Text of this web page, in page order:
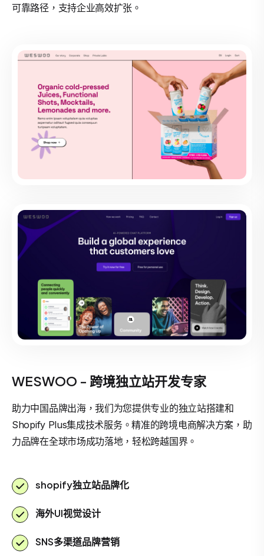
可靠路径，支持企业高效扩张。
WESWOO - 跨境独立站开发专家
助力中国品牌出海，我们为您提供专业的独立站搭建和
Shopify Plus集成技术服务。精准的跨境电商解决方案，助
力品牌在全球市场成功落地，轻松跨越国界。
shopify独立站品牌化
海外UI视觉设计
SNS多渠道品牌营销